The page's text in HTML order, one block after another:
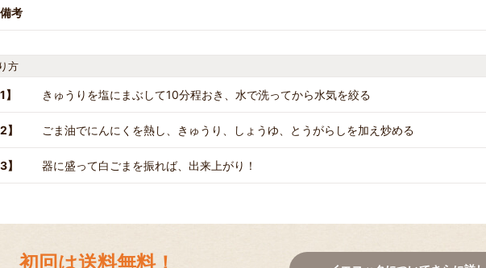
備考
方
きゅうりを塩にまぶして10分程おき、水で洗ってから水気を絞る
】 ごま油でにんにくを熱し、きゅうり、しょうゆ、とうがらしを加え炒める
】 器に盛って白ごまを振れば、出来上がり！
初回は送料無料！